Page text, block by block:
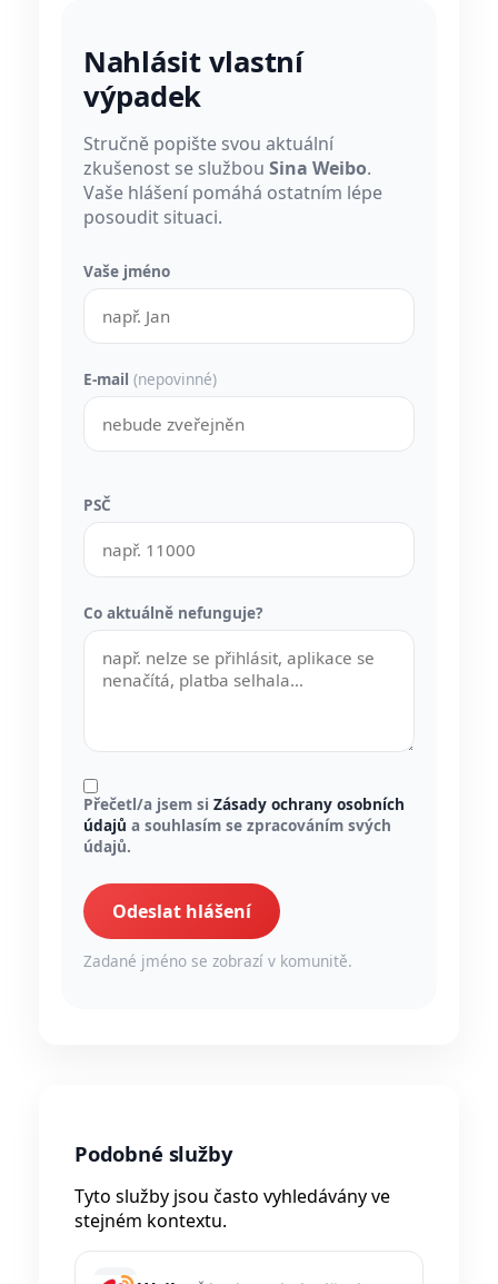
Nahlásit vlastní
výpadek
Stručně popište svou aktuální
zkušenost se službou Sina Weibo.
Vaše hlášení pomáhá ostatním lépe
posoudit situaci.
Vaše jméno
E-mail (nepovinné)
PSČ
Co aktuálně nefunguje?
Přečetl/a jsem si Zásady ochrany osobních
údajů a souhlasím se zpracováním svých
údajů.
Odeslat hlášení
Zadané jméno se zobrazí v komunitě.
Podobné služby
Tyto služby jsou často vyhledávány ve
stejném kontextu.